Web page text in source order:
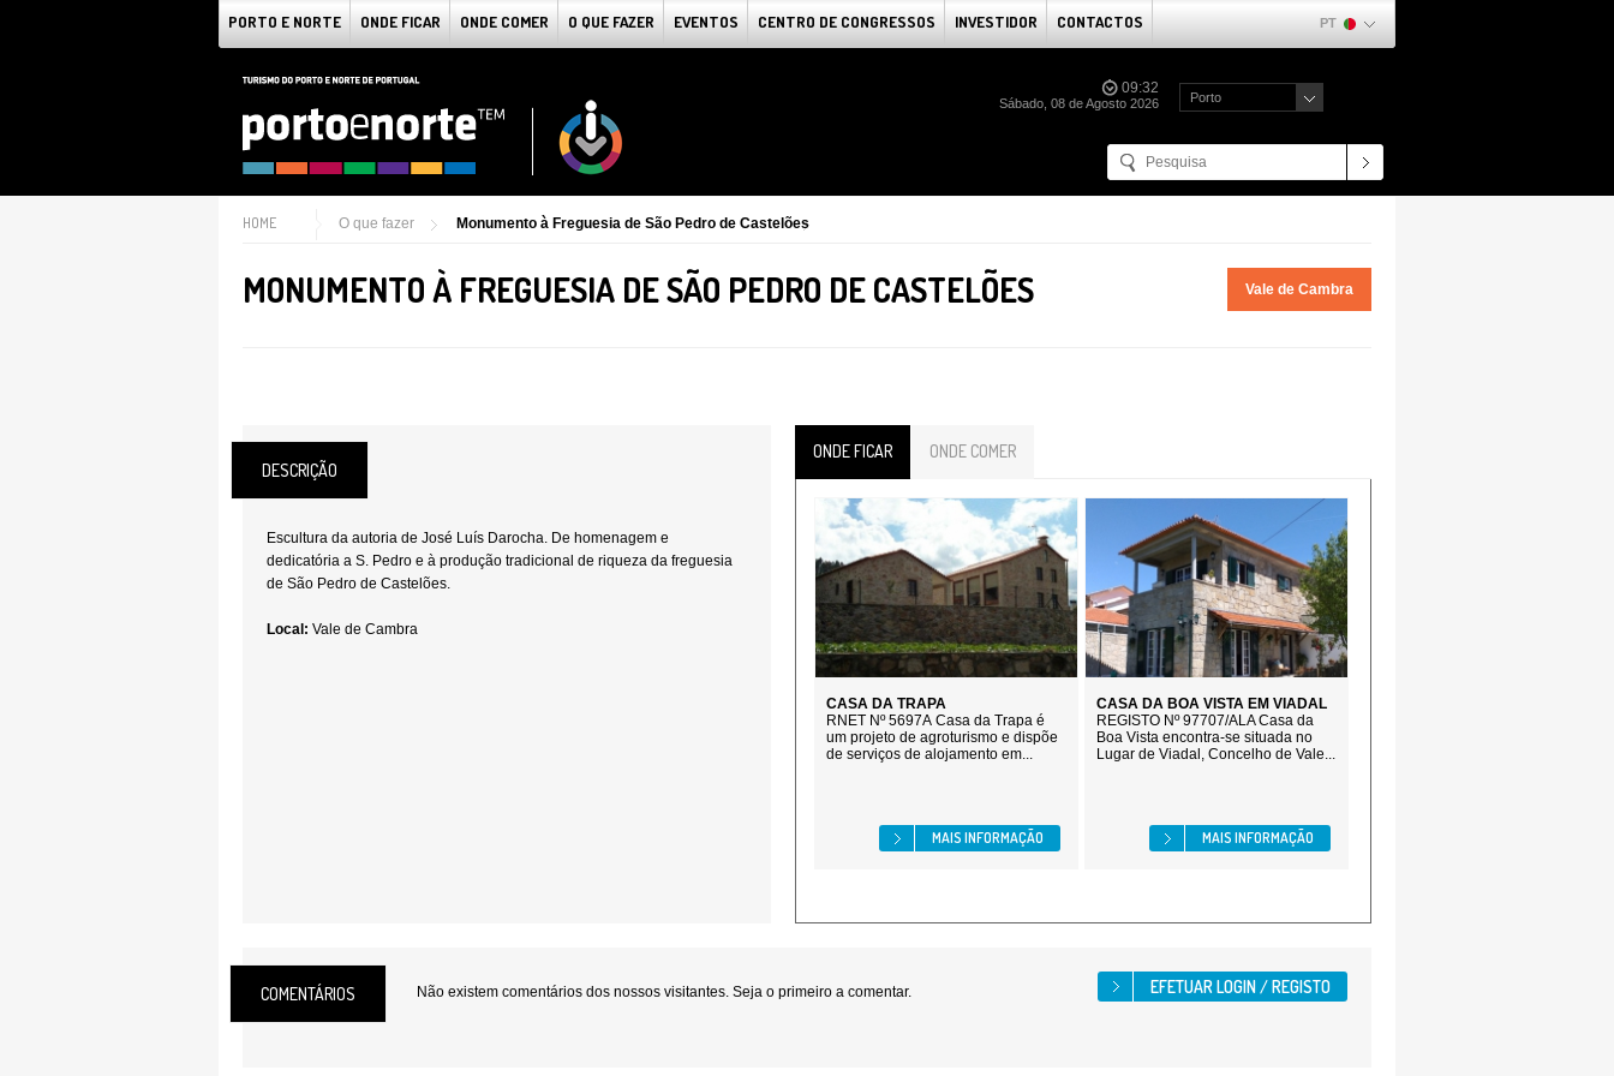
PORTO E NORTE ONDE FICAR ONDE COMER O QUE FAZER EVENTOS CENTRO DE CONGRESSOS INVESTIDOR CONTACTOS PT
09:32
Sábado, 08 de Agosto 2026 Porto
HOME O que fazer Monumento à Freguesia de São Pedro de Castelões
MONUMENTO À FREGUESIA DE SÃO PEDRO DE CASTELÕES Vale de Cambra
DESCRIÇÃO
Escultura da autoria de José Luís Darocha. De homenagem e
dedicatória a S. Pedro e à produção tradicional de riqueza da freguesia
de São Pedro de Castelões.
Local: Vale de Cambra
ONDE FICAR ONDE COMER
CASA DA TRAPA
RNET Nº 5697A Casa da Trapa é
um projeto de agroturismo e dispõe
de serviços de alojamento em...
MAIS INFORMAÇÃO
CASA DA BOA VISTA EM VIADAL
REGISTO Nº 97707/ALA Casa da
Boa Vista encontra-se situada no
Lugar de Viadal, Concelho de Vale...
MAIS INFORMAÇÃO
COMENTÁRIOS Não existem comentários dos nossos visitantes. Seja o primeiro a comentar.